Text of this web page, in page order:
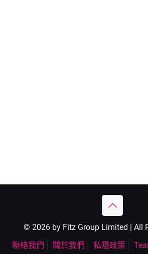
© 2026 by Fitz Group Limited | All
聯絡我們
關於我們 私隱政策